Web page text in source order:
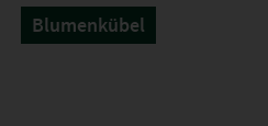
Blumenkübel